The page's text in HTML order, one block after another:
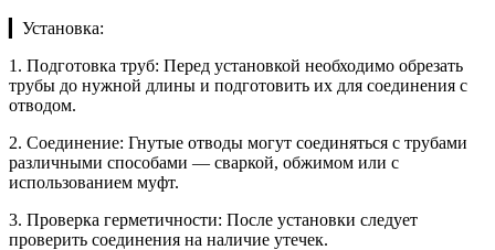
▎Установка:
1. Подготовка труб: Перед установкой необходимо обрезать
трубы до нужной длины и подготовить их для соединения с
отводом.
2. Соединение: Гнутые отводы могут соединяться с трубами
различными способами — сваркой, обжимом или с
использованием муфт.
3. Проверка герметичности: После установки следует
проверить соединения на наличие утечек.